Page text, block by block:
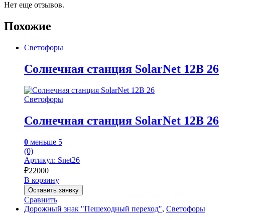
Нет еще отзывов.
Похожие
Светофоры
Солнечная станция SolarNet 12В 26
Светофоры
Солнечная станция SolarNet 12В 26
0 меньше 5
(0)
Артикул: Snet26
₽22000
В корзину
Оставить заявку
Сравнить
Дорожный знак "Пешеходный переход", Светофоры